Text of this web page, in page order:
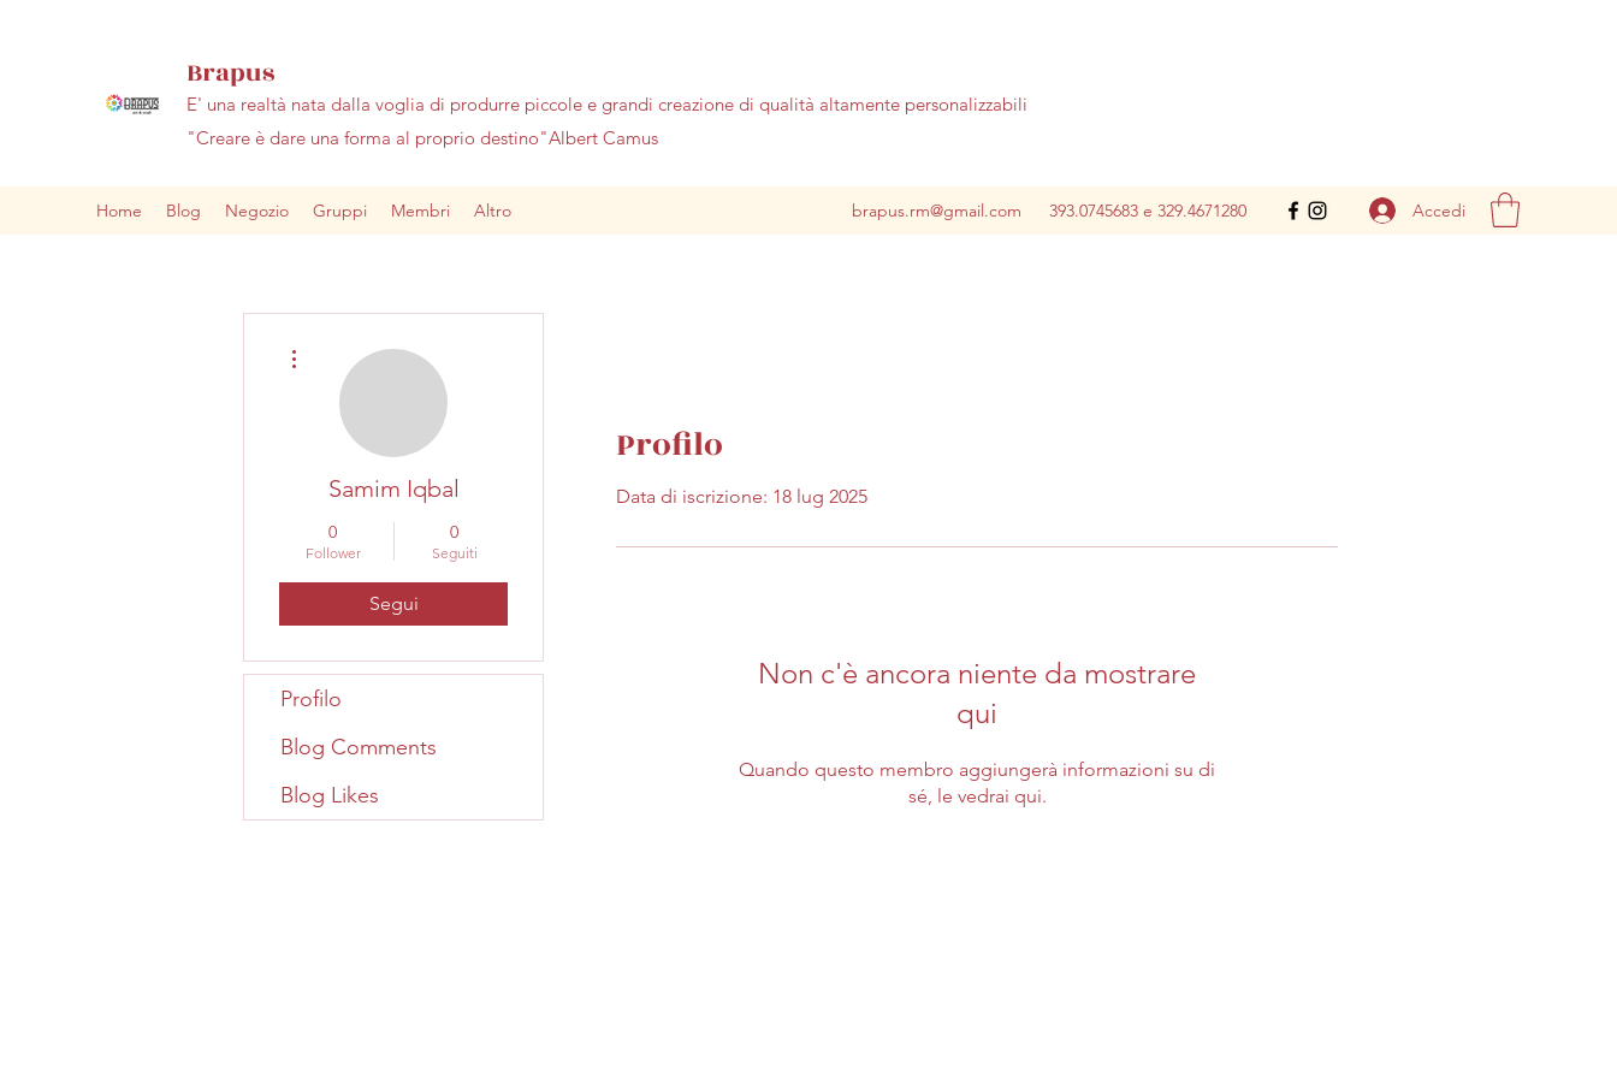
Brapus
E' una realtà nata dalla voglia di produrre piccole e grandi creazione di qualità altamente personalizzabili
"Creare è dare una forma al proprio destino"Albert Camus
Home Blog Negozio Gruppi Membri Altro brapus.rm@gmail.com 393.0745683 e 329.4671280 Accedi
Profilo
Data di iscrizione: 18 lug 2025
Non c'è ancora niente da mostrare
qui
Quando questo membro aggiungerà informazioni su di
sé, le vedrai qui.
Samim Iqbal
0
Follower
0
Seguiti
Segui
Profilo
Blog Comments
Blog Likes